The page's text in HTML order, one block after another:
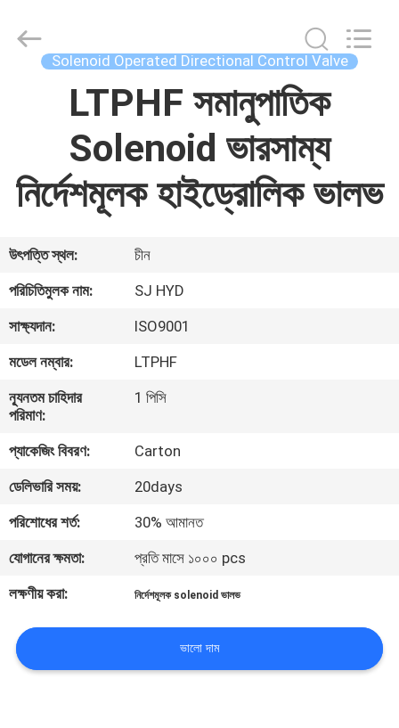
আমাদের
সম্পর্কে
কারখানা
ভ্রমণ
মান
নিয়ন্ত্রণ
যোগাযোগ
করুন
খবর
উদ্ধৃতির
জন্য
Rights
Solenoid Operated Directional Control Valve
LTPHF সমানুপাতিক
Solenoid ভারসাম্য
নির্দেশমূলক হাইড্রোলিক ভালভ
উৎপত্তি স্থল:
চীন
পরিচিতিমুলক নাম:
SJ HYD
সাক্ষ্যদান:
ISO9001
মডেল নম্বার:
LTPHF
ন্যূনতম চাহিদার
পরিমাণ:
1 পিসি
প্যাকেজিং বিবরণ:
Carton
ডেলিভারি সময়:
20days
পরিশোধের শর্ত:
30% আমানত
যোগানের ক্ষমতা:
প্রতি মাসে ১০০০ pcs
লক্ষণীয় করা:
নির্দেশমূলক solenoid ভালভ
ভালো দাম